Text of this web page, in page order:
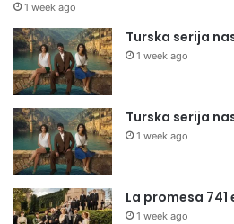
1 week ago
Turska serija
1 week ago
Turska serija
1 week ago
La promesa
1 week ago